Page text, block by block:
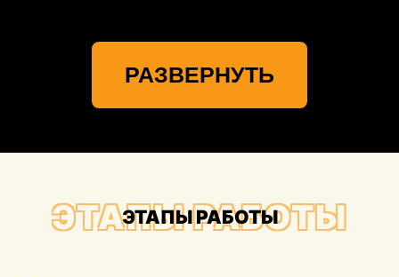
восстановление. Именно для этого
существует сервис «Детейлингофъ».
НАШИ КУЗОВНОЙ РЕМОНТ
ПРЕДОСТАВЛЯЮТ ВАМ
СЛЕДУЮЩИЕ
РАЗВЕРНУТЬ
ЭТАПЫ РАБОТЫ
ЭТАПЫ РАБОТЫ